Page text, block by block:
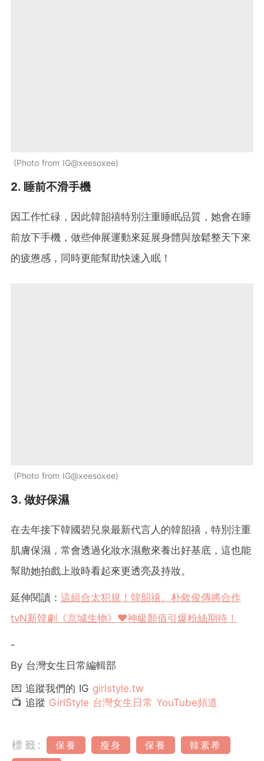
Photo from IG@xeesoxee
2. 睡前不滑手機
因工作忙碌，因此韓韶禧特別注重睡眠品質，她會在睡
前放下手機，做些伸展運動來延展身體與放鬆整天下來
的疲憊感，同時更能幫助快速入眠！
Photo from IG@xeesoxee
3. 做好保濕
在去年接下韓國碧兒泉最新代言人的韓韶禧，特別注重
肌膚保濕，常會透過化妝水濕敷來養出好基底，這也能
幫助她拍戲上妝時看起來更透亮及持妝。
延伸閱讀： 這組合太犯規！韓韶禧、朴敘俊傳將合作
tvN新韓劇《京城生物》♥️神級顏值引爆粉絲期待！
-
By 台灣女生日常編輯部
💌 追蹤我們的 IG girlstyle.tw
📺 追蹤 GirlStyle 台灣女生日常 YouTube頻道
標籤: 保養 瘦身 保養
韓素希